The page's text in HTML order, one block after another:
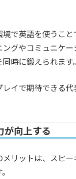
で英語を使うこ
グやコミュニケー
時に鍛えられます。
レイで期待できる
が向上する
リットは、スピ